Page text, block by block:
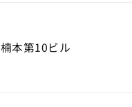
本第10ビル